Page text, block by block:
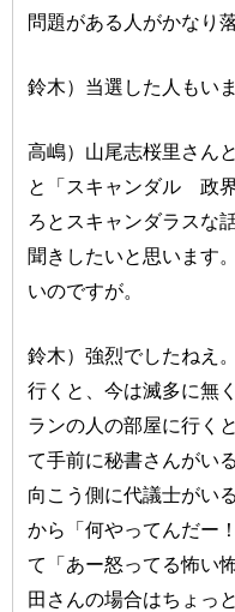
問題がある人がかなり
鈴木）当選した人もい
高嶋）山尾志桜里さん
と「スキャンダル 政
ろとスキャンダラスな
聞きしたいと思います
いのですが。
鈴木）強烈でしたねえ
行くと、今は滅多に無
ランの人の部屋に行く
て手前に秘書さんがい
向こう側に代議士がい
から「何やってんだー
て「あー怒ってる怖い
田さんの場合はちょっ